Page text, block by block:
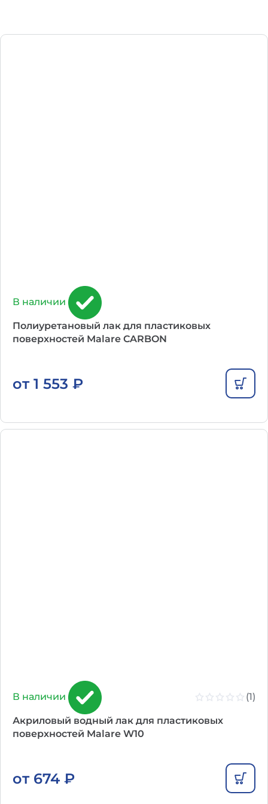
В наличии
Полиуретановый лак для пластиковых
поверхностей Malare CARBON
от 1 553 ₽
В наличии (1)
Акриловый водный лак для пластиковых
поверхностей Malare W10
от 674 ₽